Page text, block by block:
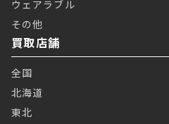
ウェアラブル
その他
買取店舗
全国
北海道
東北